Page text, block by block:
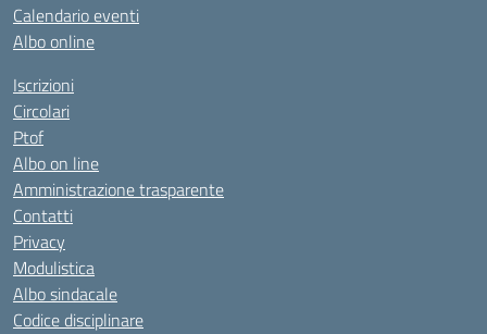
Calendario eventi
Albo online
Iscrizioni
Circolari
Ptof
Albo on line
Amministrazione trasparente
Contatti
Privacy
Modulistica
Albo sindacale
Codice disciplinare